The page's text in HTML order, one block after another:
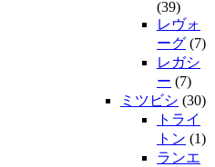
(39)
レヴォ
ーグ (7)
レガシ
ー (7)
ミツビシ (30)
トライ
トン (1)
ランエ